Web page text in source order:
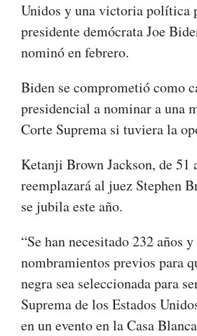
Unidos y una victoria política
presidente demócrata Joe
nominó en febrero.
Biden se comprometió como
presidencial a nominar a una
Corte Suprema si tuviera la
Ketanji Brown Jackson, de 51
reemplazará al juez Stephen
se jubila este año.
“Se han necesitado 232 años
nombramientos previos para
negra sea seleccionada para
Suprema de los Estados
en un evento en la Casa